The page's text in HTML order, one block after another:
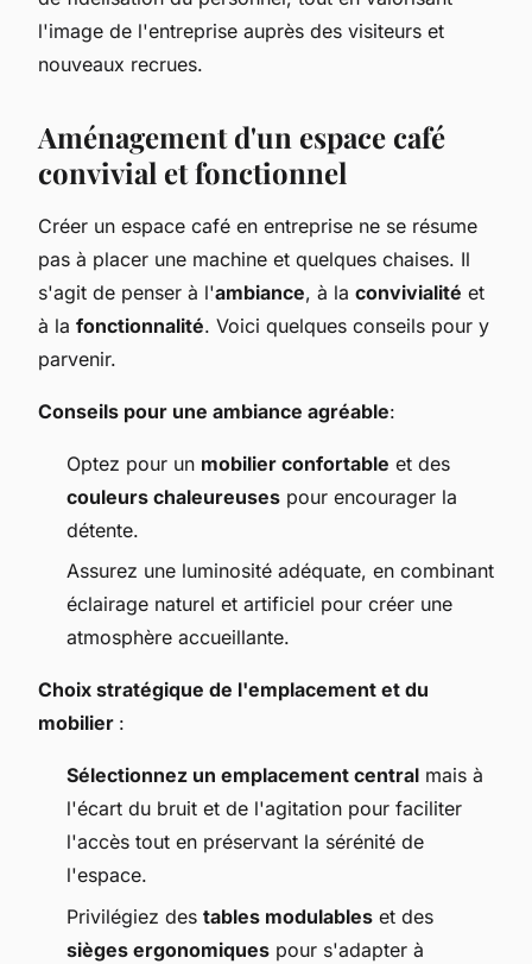
l'image de l'entreprise auprès des visiteurs et
nouveaux recrues.
Aménagement d'un espace café
convivial et fonctionnel
Créer un espace café en entreprise ne se résume
pas à placer une machine et quelques chaises. Il
s'agit de penser à l'ambiance, à la convivialité et
à la fonctionnalité. Voici quelques conseils pour y
parvenir.
Conseils pour une ambiance agréable:
Optez pour un mobilier confortable et des
couleurs chaleureuses pour encourager la
détente.
Assurez une luminosité adéquate, en combinant
éclairage naturel et artificiel pour créer une
atmosphère accueillante.
Choix stratégique de l'emplacement et du
mobilier :
Sélectionnez un emplacement central mais à
l'écart du bruit et de l'agitation pour faciliter
l'accès tout en préservant la sérénité de
l'espace.
Privilégiez des tables modulables et des
sièges ergonomiques pour s'adapter à